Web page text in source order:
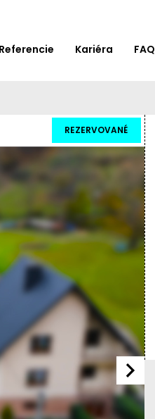
Referencie Kariéra FAQ
REZERVOVANÉ